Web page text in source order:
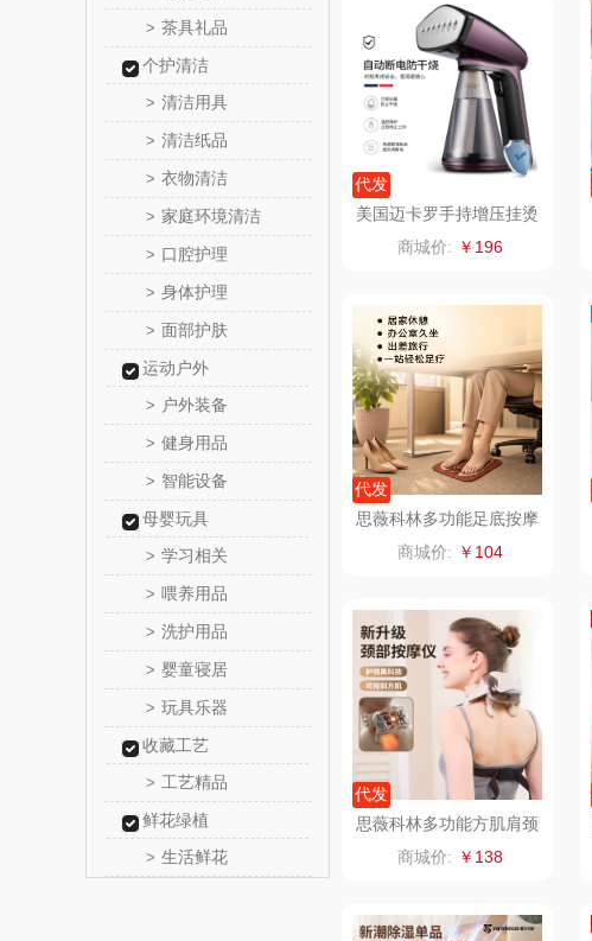
> 茶具礼品
个护清洁
> 清洁用具
> 清洁纸品
> 衣物清洁
> 家庭环境清洁
> 口腔护理
> 身体护理
> 面部护肤
运动户外
> 户外装备
> 健身用品
> 智能设备
母婴玩具
> 学习相关
> 喂养用品
> 洗护用品
> 婴童寝居
> 玩具乐器
收藏工艺
> 工艺精品
鲜花绿植
> 生活鲜花
邻家饭香
朗赫
360
博牌
康恩贝
富安娜（包销款）
艾可熊
顺然
民间造物
太力
向物
folli follie
代发
美国迈卡罗手持增压挂烫
机MC-9352
商城价: ￥196
代发
思薇科林多功能足底按摩
器足部按摩仪YK-JD01
商城价: ￥104
代发
思薇科林多功能方肌肩颈
按摩器颈部按摩仪C63
商城价: ￥138